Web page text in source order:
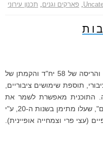
, פארקים וגנים, תכנון עירוני
תכנית להתחדשות עירונית הכוללת פינוי והריסה של 58 יח"ד והקמתן של
תוספת שימושים ציבוריים,
התוכנית מאפשרת לשמר את
הגינון המוסרתי של תושבי שכונת "שעריים", שעלו מתימן בשנות ה-20, ע"י
(עצי פרי וצמחייה אופיינית).